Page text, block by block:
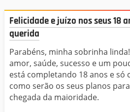
Felicidade e juízo nos seus 18
querida
Parabéns, minha sobrinha
amor, saúde, sucesso e um
está completando 18 anos e só
como serão os seus planos
chegada da maioridade.